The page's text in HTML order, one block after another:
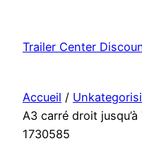
contenu
Trailer Center
Accueil /
A3 carré droit
1730585